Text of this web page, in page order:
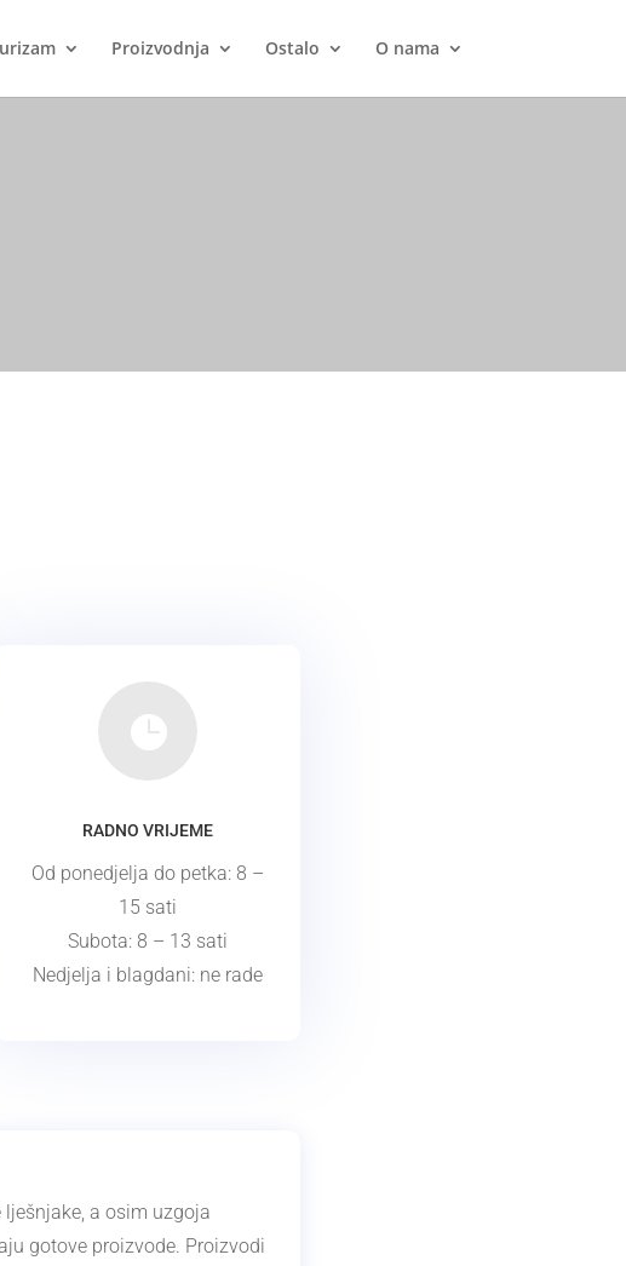
Proizvodnja Ostalo O nama
RADNO VRIJEME
Od ponedjelja do petka: 8 –
15 sati
Subota: 8 – 13 sati
Nedjelja i blagdani: ne rade
a osim uzgoja
gotove proizvode. Proizvodi